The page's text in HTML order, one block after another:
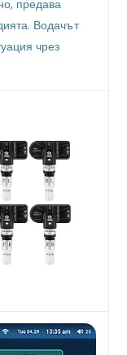
предава
Водачът
чрез